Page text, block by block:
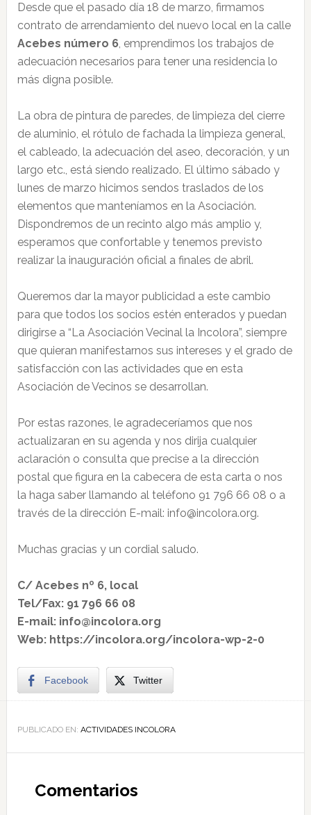
Desde que el pasado día 18 de marzo, firmamos
contrato de arrendamiento del nuevo local en la calle
Acebes número 6, emprendimos los trabajos de
adecuación necesarios para tener una residencia lo
más digna posible.
La obra de pintura de paredes, de limpieza del cierre
de aluminio, el rótulo de fachada la limpieza general,
el cableado, la adecuación del aseo, decoración, y un
largo etc., está siendo realizado. El último sábado y
lunes de marzo hicimos sendos traslados de los
elementos que manteníamos en la Asociación.
Dispondremos de un recinto algo más amplio y,
esperamos que confortable y tenemos previsto
realizar la inauguración oficial a finales de abril.
Queremos dar la mayor publicidad a este cambio
para que todos los socios estén enterados y puedan
dirigirse a “La Asociación Vecinal la Incolora”, siempre
que quieran manifestarnos sus intereses y el grado de
satisfacción con las actividades que en esta
Asociación de Vecinos se desarrollan.
Por estas razones, le agradeceríamos que nos
actualizaran en su agenda y nos dirija cualquier
aclaración o consulta que precise a la dirección
postal que figura en la cabecera de esta carta o nos
la haga saber llamando al teléfono 91 796 66 08 o a
través de la dirección E-mail: info@incolora.org.
Muchas gracias y un cordial saludo.
C/ Acebes nº 6, local
Tel/Fax: 91 796 66 08
E-mail: info@incolora.org
Web: https://incolora.org/incolora-wp-2-0
Facebook Twitter
PUBLICADO EN: ACTIVIDADES INCOLORA
Comentarios